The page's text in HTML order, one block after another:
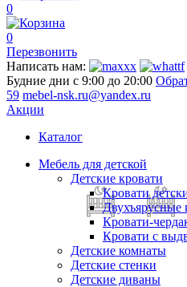
0
0
Перезвонить
Написать нам:
Будние дни с 9:00 до 20:00
59 mebel-nsk.ru@yandex.ru
Акции
Каталог
Мебель для детской
Детские кровати
Кровати
Двухъярусные
Кровати-
Кровати с
Детские комнаты
Детские стенки
Детские диваны